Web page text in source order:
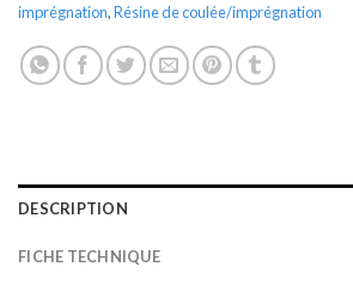
imprégnation,Résine de coulée/imprégnation
DESCRIPTION
FICHE TECHNIQUE